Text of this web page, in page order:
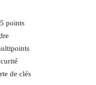
points
de clés